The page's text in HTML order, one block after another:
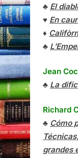
♣ El
♥ En
♦
♣
Jean
♣ La
Richard
♣ Cómo
grandes